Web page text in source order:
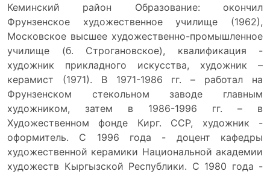
Кеминский район Образование: окончил
Фрунзенское художественное училище (1962),
Московское высшее художественно-промышленное
училище (б. Строгановское), квалификация -
художник прикладного искусства, художник –
керамист (1971). В 1971-1986 гг. – работал на
Фрунзенском стекольном заводе главным
художником, затем в 1986-1996 гг. – в
Художественном фонде Кирг. ССР, художник -
оформитель. С 1996 года - доцент кафедры
художественной керамики Национальной академии
художеств Кыргызской Республики. С 1980 года -